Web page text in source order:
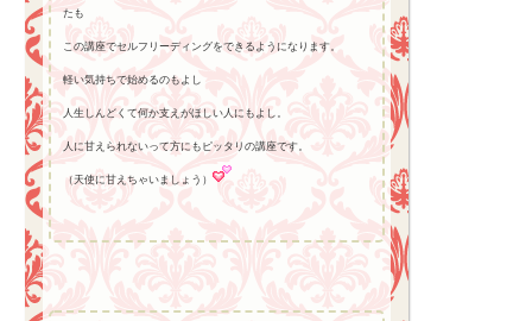
たも
この講座でセルフリーディングをできるようになります。
軽い気持ちで始めるのもよし
人生しんどくて何か支えがほしい人にもよし。
人に甘えられないって方にもピッタリの講座です。
（天使に甘えちゃいましょう）